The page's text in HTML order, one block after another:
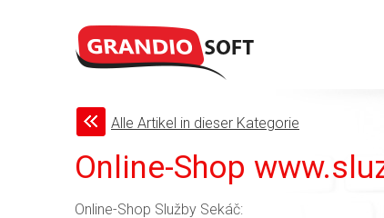
Alle Artikel in dieser Kategorie
Online-Shop
Online-Shop Služby Sekáč: